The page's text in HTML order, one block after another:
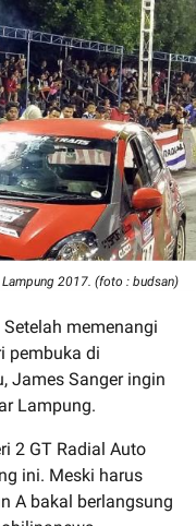
Lampung 2017. (foto : budsan)
memenangi
pembuka di
James Sanger ingin
Lampung.
2 GT Radial Auto
ini. Meski harus
A bakal berlangsung